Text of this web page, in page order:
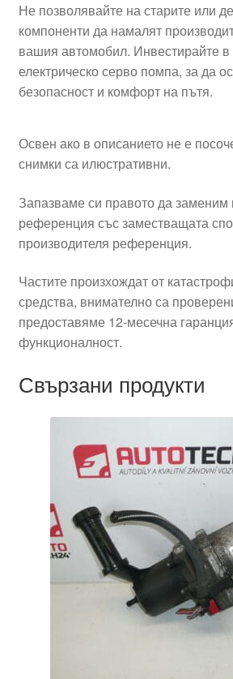
Не позволявайте на старите или
компоненти да намалят
вашия автомобил. Инвестирайте в
електрическо серво помпа, за да
безопасност и комфорт на пътя.
Освен ако в описанието не е
снимки са илюстративни.
Запазваме си правото да заменим
референция със заместващата
производителя референция.
Частите произхождат от
средства, внимателно са
предоставяме 12-месечна
функционалност.
Свързани продукти